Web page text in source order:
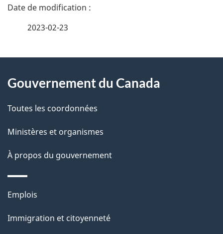
D
a
i
s
d
e
l
a
a
2023-02-23
propos
de
site
Gouvernement du Canada
Toutes les coordonnées
Ministères et organismes
À propos du gouvernement
Thèmes
sujets
Emplois
Immigration et citoyenneté